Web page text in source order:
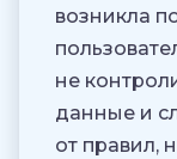
возникла
не
данные и
от правил,